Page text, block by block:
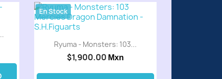
Ryuma - Monsters: 103...
$1,900.00 Mxn
En Stock